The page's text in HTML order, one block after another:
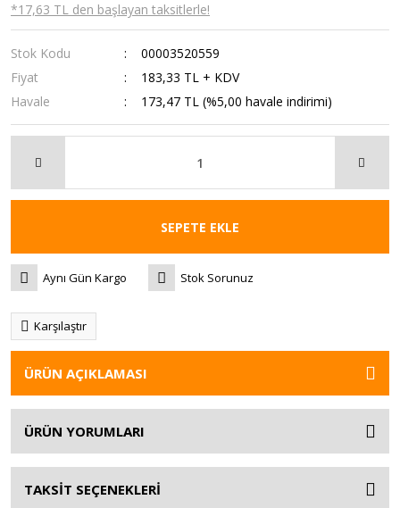
*17,63 TL den başlayan taksitlerle!
Stok Kodu
00003520559
Fiyat
183,33 TL + KDV
Havale
173,47 TL (%5,00 havale indirimi)
SEPETE EKLE
Aynı Gün Kargo Stok Sorunuz
Karşılaştır
ÜRÜN AÇIKLAMASI
ÜRÜN YORUMLARI
TAKSİT SEÇENEKLERİ